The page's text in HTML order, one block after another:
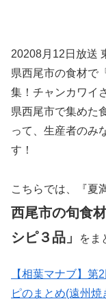
20208月12日放送
県西尾市の食材で
集！チャンカワイ
県西尾市で集めた
って、生産者のみ
す！
こちらでは、『夏
西尾市の旬食
シピ３品」
をま
【相葉マナブ】第
ピのまとめ(遠州